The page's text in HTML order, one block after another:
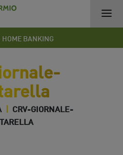
BANKING
| CRV-GIORNALE-